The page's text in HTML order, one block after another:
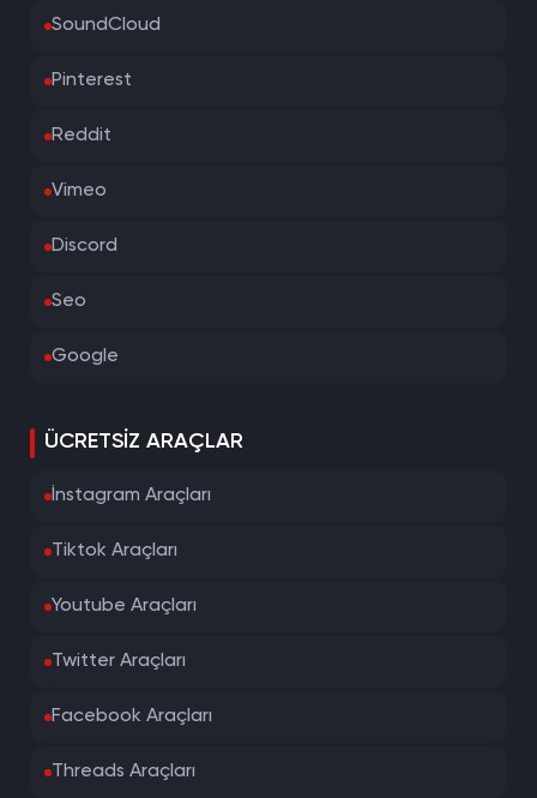
SoundCloud
Pinterest
Reddit
Vimeo
Discord
Seo
Google
ÜCRETSIZ ARAÇLAR
İnstagram Araçları
Tiktok Araçları
Youtube Araçları
Twitter Araçları
Facebook Araçları
Threads Araçları